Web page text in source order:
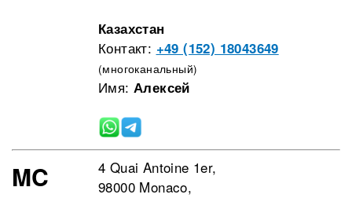
Казахстан
Контакт: +49 (152) 18043649
(многоканальный)
Имя: Алексей
MC
4 Quai Antoine 1er,
98000 Monaco,